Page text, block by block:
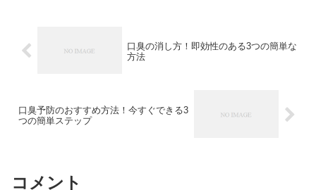
口臭の消し方！即効性のある3つの簡単な
方法
口臭予防のおすすめ方法！今すぐできる3
つの簡単ステップ
コメント